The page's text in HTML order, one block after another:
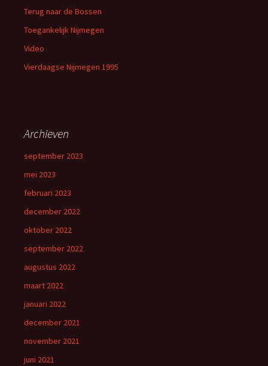
Terug naar de Bossen
Toegankelijk Nijmegen
Video
Vierdaagse Nijmegen 1995
Archieven
september 2023
mei 2023
februari 2023
december 2022
oktober 2022
september 2022
augustus 2022
maart 2022
januari 2022
december 2021
november 2021
juni 2021